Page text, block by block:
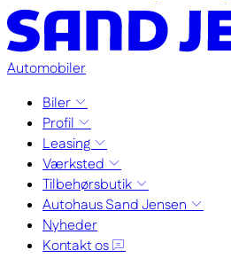
Automobiler
Biler
Profil
Leasing
Værksted
Tilbehørsbutik
Autohaus Sand Jensen
Nyheder
Kontakt os